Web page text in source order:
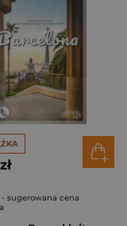
- sugerowana cena